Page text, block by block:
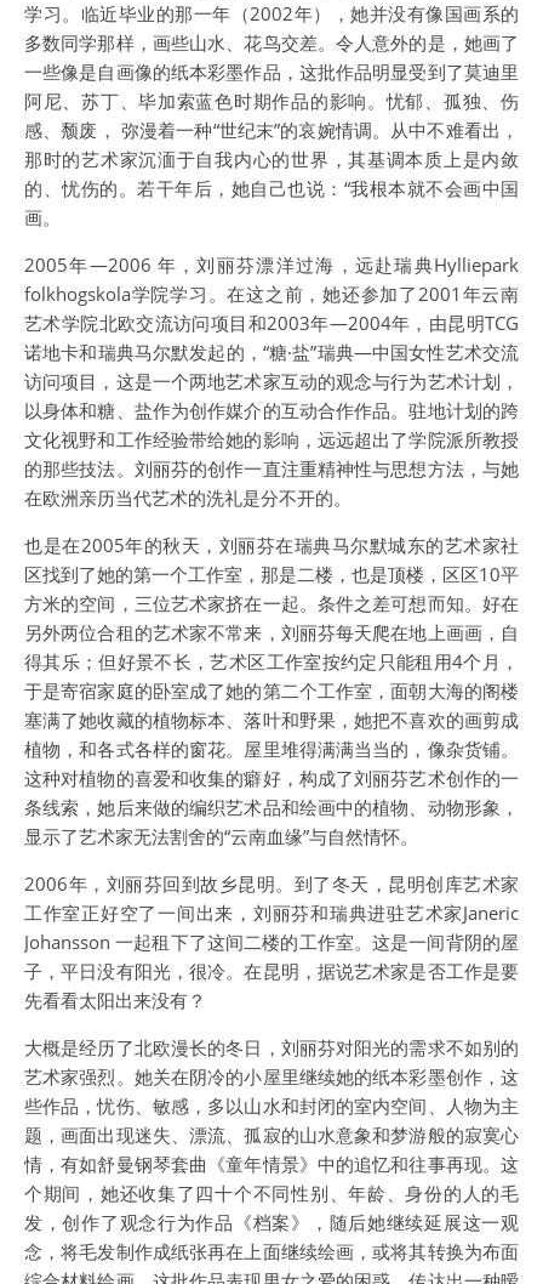
学习。临近毕业的那一年（2002年），她并没有像国画系的
多数同学那样，画些山水、花鸟交差。令人意外的是，她画了
一些像是自画像的纸本彩墨作品，这批作品明显受到了莫迪里
阿尼、苏丁、毕加索蓝色时期作品的影响。忧郁、孤独、伤
感、颓废， 弥漫着一种“世纪末”的哀婉情调。从中不难看出，
那时的艺术家沉湎于自我内心的世界，其基调本质上是内敛
的、忧伤的。若干年后，她自己也说：“我根本就不会画中国
画。
2005年—2006 年，刘丽芬漂洋过海，远赴瑞典Hylliepark
folkhogskola学院学习。在这之前，她还参加了2001年云南
艺术学院北欧交流访问项目和2003年—2004年，由昆明TCG
诺地卡和瑞典马尔默发起的，“糖·盐”瑞典—中国女性艺术交流
访问项目，这是一个两地艺术家互动的观念与行为艺术计划，
以身体和糖、盐作为创作媒介的互动合作作品。驻地计划的跨
文化视野和工作经验带给她的影响，远远超出了学院派所教授
的那些技法。刘丽芬的创作一直注重精神性与思想方法，与她
在欧洲亲历当代艺术的洗礼是分不开的。
也是在2005年的秋天，刘丽芬在瑞典马尔默城东的艺术家社
区找到了她的第一个工作室，那是二楼，也是顶楼，区区10平
方米的空间，三位艺术家挤在一起。条件之差可想而知。好在
另外两位合租的艺术家不常来，刘丽芬每天爬在地上画画，自
得其乐；但好景不长，艺术区工作室按约定只能租用4个月，
于是寄宿家庭的卧室成了她的第二个工作室，面朝大海的阁楼
塞满了她收藏的植物标本、落叶和野果，她把不喜欢的画剪成
植物，和各式各样的窗花。屋里堆得满满当当的，像杂货铺。
这种对植物的喜爱和收集的癖好，构成了刘丽芬艺术创作的一
条线索，她后来做的编织艺术品和绘画中的植物、动物形象，
显示了艺术家无法割舍的“云南血缘”与自然情怀。
2006年，刘丽芬回到故乡昆明。到了冬天，昆明创库艺术家
工作室正好空了一间出来，刘丽芬和瑞典进驻艺术家Janeric
Johansson 一起租下了这间二楼的工作室。这是一间背阴的屋
子，平日没有阳光，很冷。在昆明，据说艺术家是否工作是要
先看看太阳出来没有？
大概是经历了北欧漫长的冬日，刘丽芬对阳光的需求不如别的
艺术家强烈。她关在阴冷的小屋里继续她的纸本彩墨创作，这
些作品，忧伤、敏感，多以山水和封闭的室内空间、人物为主
题，画面出现迷失、漂流、孤寂的山水意象和梦游般的寂寞心
情，有如舒曼钢琴套曲《童年情景》中的追忆和往事再现。这
个期间，她还收集了四十个不同性别、年龄、身份的人的毛
发，创作了观念行为作品《档案》，随后她继续延展这一观
念，将毛发制作成纸张再在上面继续绘画，或将其转换为布面